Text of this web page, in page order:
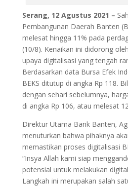
Serang, 12 Agustus 2021 –
Pembangunan Daerah Banten
melesat hingga 11% pada
(10/8). Kenaikan ini didorong
upaya digitalisasi yang tengah
Berdasarkan data Bursa Efek
BEKS ditutup di angka Rp 118.
dengan sehari sebelumnya,
di angka Rp 106, atau melesat
Direktur Utama Bank Banten,
menuturkan bahwa pihaknya
memastikan proses digitalisasi
“Insya Allah kami siap
potensial untuk melakukan
Langkah ini merupakan salah